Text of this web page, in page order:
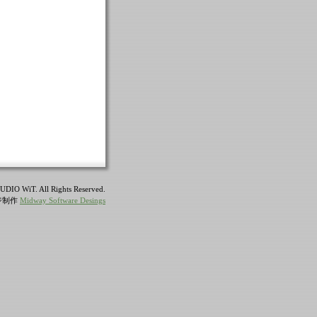
WiT. All Rights Reserved.
制作 Midway Software Desings